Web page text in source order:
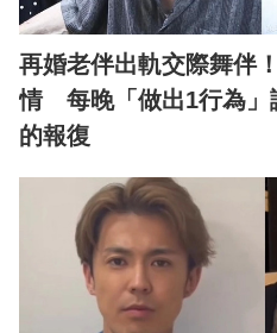
再婚老伴出軌交際舞伴
情 每晚「做出1行為」
的報復